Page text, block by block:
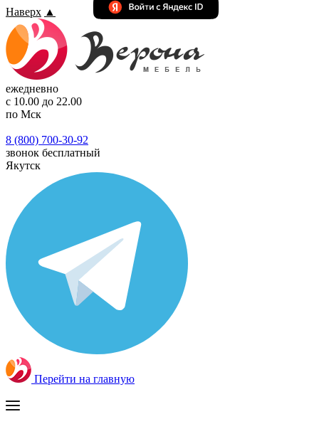
Наверх ▲
ежедневно
с 10.00 до 22.00
по Мск
8 (800) 700-30-92
звонок бесплатный
Якутск
Перейти на главную